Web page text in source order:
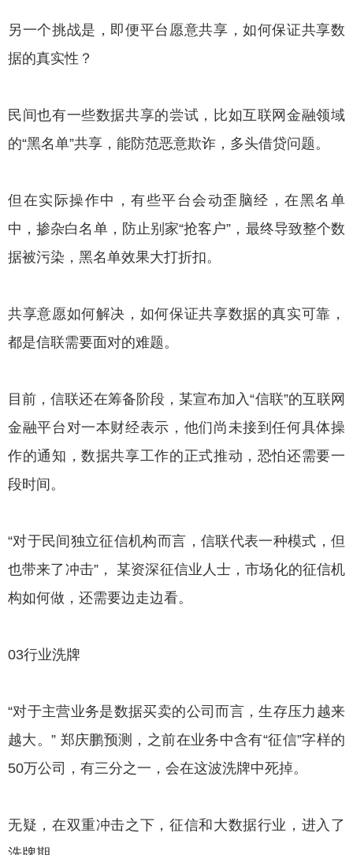
另一个挑战是，即便平台愿意共享，如何保证共享数
据的真实性？
民间也有一些数据共享的尝试，比如互联网金融领域
的“黑名单”共享，能防范恶意欺诈，多头借贷问题。
但在实际操作中，有些平台会动歪脑经，在黑名单
中，掺杂白名单，防止别家“抢客户”，最终导致整个数
据被污染，黑名单效果大打折扣。
共享意愿如何解决，如何保证共享数据的真实可靠，
都是信联需要面对的难题。
目前，信联还在筹备阶段，某宣布加入“信联”的互联网
金融平台对一本财经表示，他们尚未接到任何具体操
作的通知，数据共享工作的正式推动，恐怕还需要一
段时间。
“对于民间独立征信机构而言，信联代表一种模式，但
也带来了冲击”， 某资深征信业人士，市场化的征信机
构如何做，还需要边走边看。
03行业洗牌
“对于主营业务是数据买卖的公司而言，生存压力越来
越大。” 郑庆鹏预测，之前在业务中含有“征信”字样的
50万公司，有三分之一，会在这波洗牌中死掉。
无疑，在双重冲击之下，征信和大数据行业，进入了